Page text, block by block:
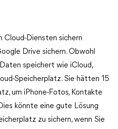
Cloud-Diensten sichern
Drive sichern. Obwohl
speichert wie iCloud,
Speicherplatz. Sie hätten 15
um iPhone-Fotos, Kontakte
könnte eine gute Lösung
zu sichern, wenn Sie